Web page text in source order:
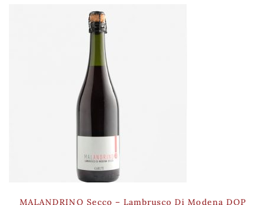
MALANDRINO Secco – Lambrusco Di Modena DOP